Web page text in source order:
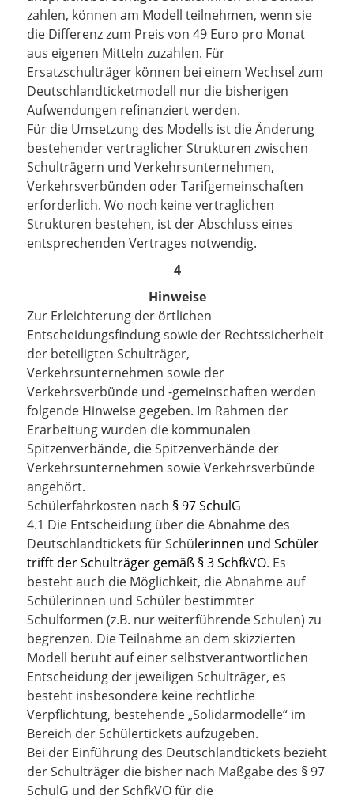
zahlen, können am Modell teilnehmen, wenn sie
die Differenz zum Preis von 49 Euro pro Monat
aus eigenen Mitteln zuzahlen. Für
Ersatzschulträger können bei einem Wechsel zum
Deutschlandticketmodell nur die bisherigen
Aufwendungen refinanziert werden.
Für die Umsetzung des Modells ist die Änderung
bestehender vertraglicher Strukturen zwischen
Schulträgern und Verkehrsunternehmen,
Verkehrsverbünden oder Tarifgemeinschaften
erforderlich. Wo noch keine vertraglichen
Strukturen bestehen, ist der Abschluss eines
entsprechenden Vertrages notwendig.
4
Hinweise
Zur Erleichterung der örtlichen
Entscheidungsfindung sowie der Rechtssicherheit
der beteiligten Schulträger,
Verkehrsunternehmen sowie der
Verkehrsverbünde und -gemeinschaften werden
folgende Hinweise gegeben. Im Rahmen der
Erarbeitung wurden die kommunalen
Spitzenverbände, die Spitzenverbände der
Verkehrsunternehmen sowie Verkehrsverbünde
angehört.
Schülerfahrkosten nach § 97 SchulG
4.1 Die Entscheidung über die Abnahme des
Deutschlandtickets für Schülerinnen und Schüler
trifft der Schulträger gemäß § 3 SchfkVO. Es
besteht auch die Möglichkeit, die Abnahme auf
Schülerinnen und Schüler bestimmter
Schulformen (z.B. nur weiterführende Schulen) zu
begrenzen. Die Teilnahme an dem skizzierten
Modell beruht auf einer selbstverantwortlichen
Entscheidung der jeweiligen Schulträger, es
besteht insbesondere keine rechtliche
Verpflichtung, bestehende „Solidarmodelle“ im
Bereich der Schülertickets aufzugeben.
Bei der Einführung des Deutschlandtickets bezieht
der Schulträger die bisher nach Maßgabe des § 97
SchulG und der SchfkVO für die